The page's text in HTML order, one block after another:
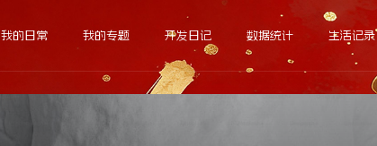
我的日常 我的专题 开发日记 数据统计 生活记录